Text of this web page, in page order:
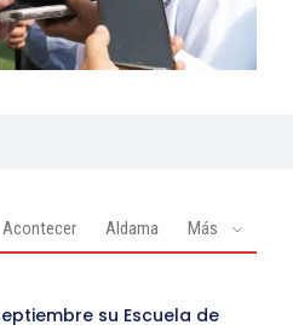
Acontecer Aldama Más
su Escuela de